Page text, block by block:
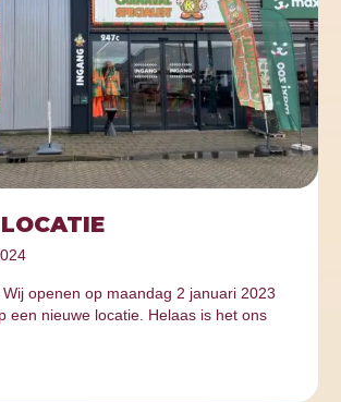
openen op maandag 2 januari 2023
een nieuwe locatie. Helaas is het ons